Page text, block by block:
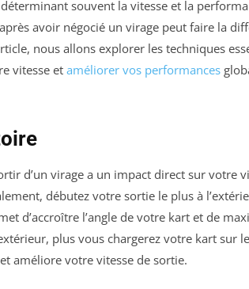
souvent la vitesse et la
avoir négocié un virage peut faire la
nous allons explorer les techniques
vitesse et améliorer vos performances
d’un virage a un impact direct sur votre
débutez votre sortie le plus à
d’accroître l’angle de votre kart et de
plus vous chargerez votre kart sur
améliore votre vitesse de sortie.